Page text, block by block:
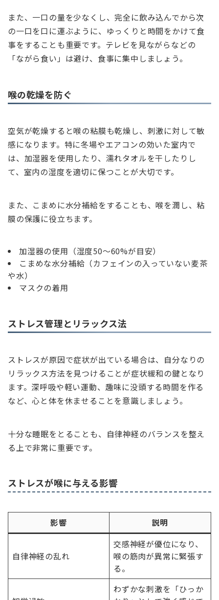
また、一口の量を少なくし、完全に飲み込んでから次
の一口を口に運ぶように、ゆっくりと時間をかけて食
事をすることも重要です。テレビを見ながらなどの
「ながら食い」は避け、食事に集中しましょう。
喉の乾燥を防ぐ
空気が乾燥すると喉の粘膜も乾燥し、刺激に対して敏
感になります。特に冬場やエアコンの効いた室内で
は、加湿器を使用したり、濡れタオルを干したりし
て、室内の湿度を適切に保つことが大切です。
また、こまめに水分補給をすることも、喉を潤し、粘
膜の保護に役立ちます。
加湿器の使用（湿度50～60%が目安）
こまめな水分補給（カフェインの入っていない麦茶
や水）
マスクの着用
ストレス管理とリラックス法
ストレスが原因で症状が出ている場合は、自分なりの
リラックス方法を見つけることが症状緩和の鍵となり
ます。深呼吸や軽い運動、趣味に没頭する時間を作る
など、心と体を休ませることを意識しましょう。
十分な睡眠をとることも、自律神経のバランスを整え
る上で非常に重要です。
ストレスが喉に与える影響
影響 説明
自律神経の乱れ
交感神経が優位になり、
喉の筋肉が異常に緊張す
る。
わずかな刺激を「ひっか